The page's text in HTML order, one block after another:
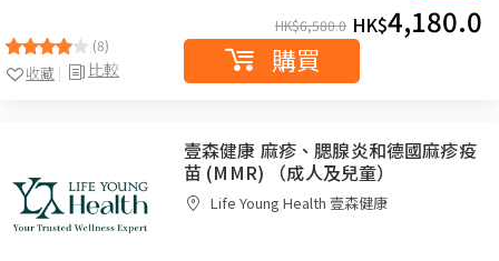
(8)
比較
收藏
HK$6,580.0 HK$4,180.0
購買
壹森健康 麻疹、腮腺炎和德國麻疹疫
苗 (MMR) （成人及兒童）
Life Young Health 壹森健康